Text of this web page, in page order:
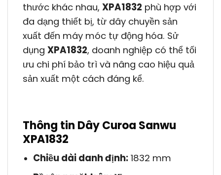
thước khác nhau, XPA1832 phù hợp với
đa dạng thiết bị, từ dây chuyền sản
xuất đến máy móc tự động hóa. Sử
dụng XPA1832, doanh nghiệp có thể tối
ưu chi phí bảo trì và nâng cao hiệu quả
sản xuất một cách đáng kể.
Thông tin Dây Curoa Sanwu
XPA1832
Chiều dài danh định:1832 mm